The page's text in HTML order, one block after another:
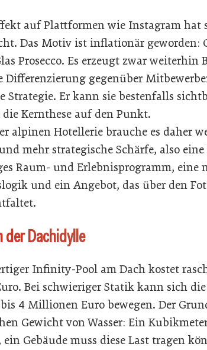
auf Plattformen wie Instagram hat
Das Motiv ist inflationär geworden:
Prosecco. Es erzeugt zwar
gegenüber
Strategie. Er kann sie bestenfalls
die Kernthese auf den Punkt.
alpinen Hotellerie brauche es daher
mehr strategische Schärfe, also
Raum- und Erlebnisprogramm, eine
und ein Angebot, das über den
der Dachidylle
Infinity-Pool am Dach kostet
Bei schwieriger Statik kann sich
4 Millionen Euro bewegen. Der
Gewicht von Wasser: Ein
Gebäude muss diese Last tragen